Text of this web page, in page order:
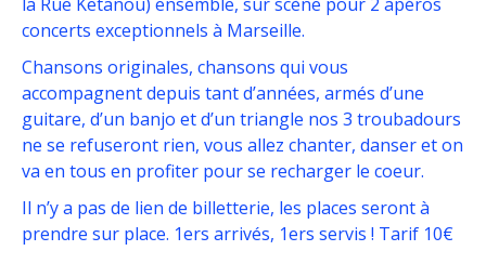
concerts exceptionnels à Marseille.
Chansons originales, chansons qui vous
accompagnent depuis tant d’années, armés d’une
guitare, d’un banjo et d’un triangle nos 3 troubadours
ne se refuseront rien, vous allez chanter, danser et on
va en tous en profiter pour se recharger le coeur.
Il n’y a pas de lien de billetterie, les places seront à
prendre sur place. 1ers arrivés, 1ers servis ! Tarif 10€